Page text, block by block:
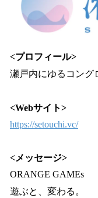
<プロフィール>
瀬戸内にゆるコング
<Webサイト>
https://setouchi.vc/
<メッセージ>
ORANGE GAMEs
遊ぶと、変わる。